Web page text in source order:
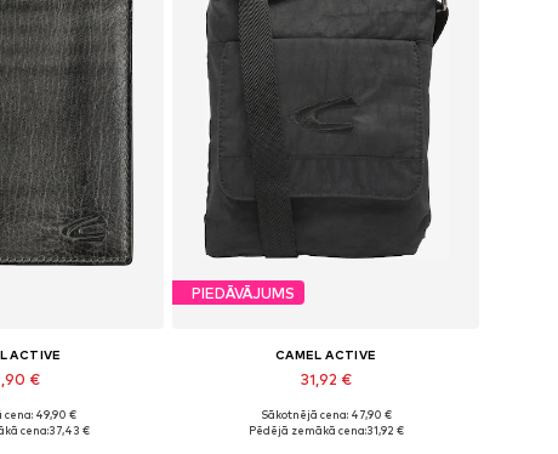
ACTIVE
€
Size Standarta izmērs
cena: 49,90 €
cena:37,43 €
PIEDĀVĀJUMS
CAMEL ACTIVE
31,92 €
Pieejamie izmēri: One Size
Sākotnējā cena: 47,90 €
Pēdējā zemākā cena:31,92 €